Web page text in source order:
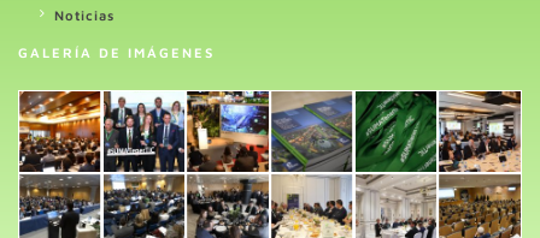
Noticias
GALERÍA DE IMÁGENES